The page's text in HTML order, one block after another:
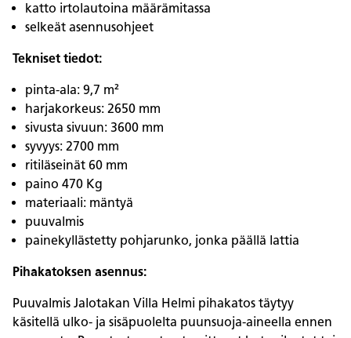
katto irtolautoina määrämitassa
selkeät asennusohjeet
Tekniset tiedot:
pinta-ala: 9,7 m²
harjakorkeus: 2650 mm
sivusta sivuun: 3600 mm
syvyys: 2700 mm
ritiläseinät 60 mm
paino 470 Kg
materiaali: mäntyä
puuvalmis
painekyllästetty pohjarunko, jonka päällä lattia
Pihakatoksen asennus:
Puuvalmis Jalotakan Villa Helmi pihakatos täytyy
käsitellä ulko- ja sisäpuolelta puunsuoja-aineella ennen